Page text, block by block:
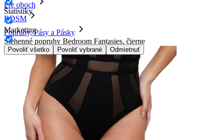
Štatistiky
Marketing
Povoliť všetko Povoliť vybrané Odmietnuť
Pre oboch
BDSM
Popruhy, Pásy a Pásky
Stehenné popruhy Bedroom Fantasies, čierne